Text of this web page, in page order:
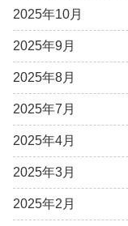
2025年10月
2025年9月
2025年8月
2025年7月
2025年4月
2025年3月
2025年2月